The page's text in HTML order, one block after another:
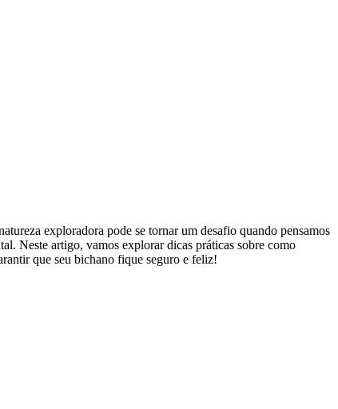
exploradora pode se tornar um desafio quando pensamos
Neste artigo, vamos explorar dicas práticas sobre como
que seu bichano fique seguro e feliz!